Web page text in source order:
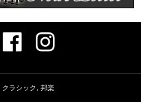
クラシック 邦楽